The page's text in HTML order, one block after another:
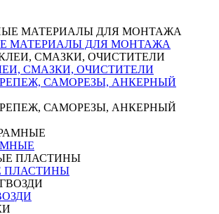
МАТЕРИАЛЫ ДЛЯ МОНТАЖА
СМАЗКИ, ОЧИСТИТЕЛИ
САМОРЕЗЫ, АНКЕРНЫЙ
САМОРЕЗЫ, АНКЕРНЫЙ
ПЛАСТИНЫ